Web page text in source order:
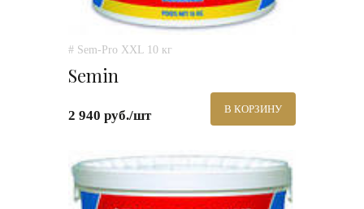
# Sem-Pro XXL 10 кг
Semin
2 940 руб./шт В КОРЗИНУ